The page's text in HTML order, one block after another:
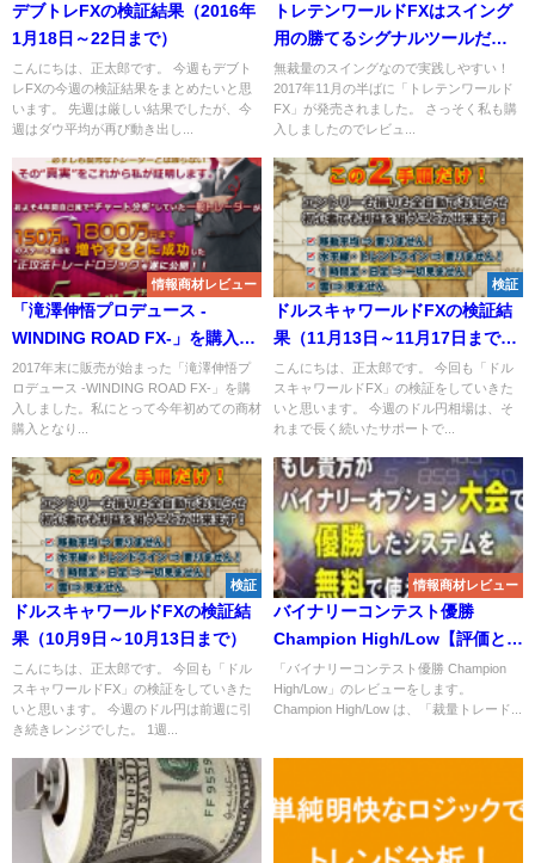
デブトレFXの検証結果（2016年
1月18日～22日まで）
こんにちは、正太郎です。 今週もデブト
レFXの今週の検証結果をまとめたいと思
います。 先週は厳しい結果でしたが、今
週はダウ平均が再び動き出し...
トレテンワールドFXはスイング
用の勝てるシグナルツールだ！
【評価とレビュー】
無裁量のスイングなので実践しやすい！
2017年11月の半ばに「トレテンワールド
FX」が発売されました。 さっそく私も購
入しましたのでレビュ...
情報商材レビュー
「滝澤伸悟プロデュース -
WINDING ROAD FX-」を購入し
たので中身を紹介します。
2017年末に販売が始まった「滝澤伸悟プ
ロデュース -WINDING ROAD FX-」を購
入しました。私にとって今年初めての商材
購入となり...
検証
ドルスキャワールドFXの検証結
果（11月13日～11月17日まで）
＆トレテンワールドFXを買いま
した！
こんにちは、正太郎です。 今回も「ドル
スキャワールドFX」の検証をしていきた
いと思います。 今週のドル円相場は、そ
れまで長く続いたサポートで...
検証
ドルスキャワールドFXの検証結
果（10月9日～10月13日まで）
こんにちは、正太郎です。 今回も「ドル
スキャワールドFX」の検証をしていきた
いと思います。 今週のドル円は前週に引
き続きレンジでした。 1週...
情報商材レビュー
バイナリーコンテスト優勝
Champion High/Low【評価とレ
ビュー】
「バイナリーコンテスト優勝 Champion
High/Low」のレビューをします。
Champion High/Low は、「裁量トレード...